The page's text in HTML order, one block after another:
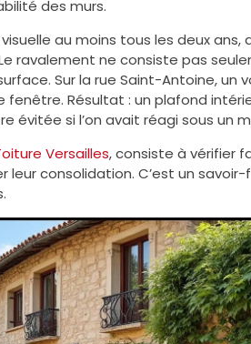
des murs.
au moins tous les deux
ravalement ne consiste pas
Sur la rue Saint-Antoine, un
Résultat : un plafond
si l’on avait réagi sous un
Versailles, consiste à vérifier
consolidation. C’est un